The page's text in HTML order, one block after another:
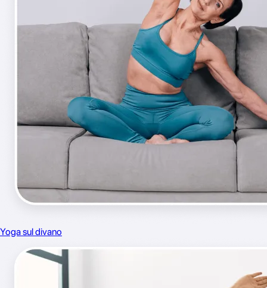
Yoga sul divano